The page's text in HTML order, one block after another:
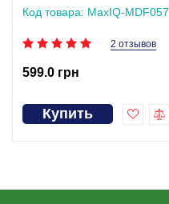
Код товара: MaxIQ-MDF057
2 отзывов
599.0 грн
Купить